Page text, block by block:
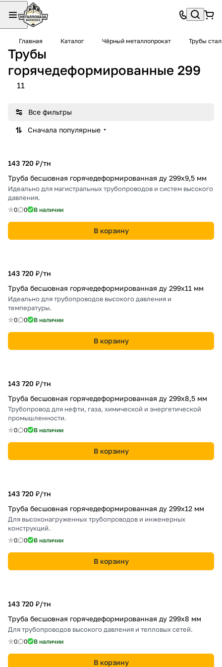
Главная Каталог Чёрный металлопрокат Трубы
Трубы
горячедеформированные 299
11
Все фильтры
Сначала популярные
143 720 ₽/тн
Труба бесшовная горячедеформированная ду 299х9,5 мм
Идеально для магистральных трубопроводов и систем высокого
давления.
0 0 В наличии
В корзину
143 720 ₽/тн
Труба бесшовная горячедеформированная ду 299х11 мм
Идеально для трубопроводов высокого давления и
температуры.
0 0 В наличии
В корзину
143 720 ₽/тн
Труба бесшовная горячедеформированная ду 299х8,5 мм
Трубопровод для нефти, газа, химической и энергетической
промышленности.
0 0 В наличии
В корзину
143 720 ₽/тн
Труба бесшовная горячедеформированная ду 299х12 мм
Для высоконагруженных трубопроводов и инженерных
конструкций.
0 0 В наличии
В корзину
143 720 ₽/тн
Труба бесшовная горячедеформированная ду 299х8 мм
Для трубопроводов высокого давления и тепловых сетей.
0 0 В наличии
В корзину